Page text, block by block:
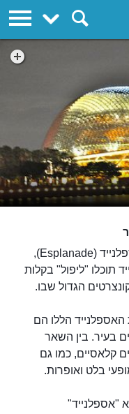
מרכז לאמנויות הבמה בסינגפור, האספלנייד (Esplanade),
"ליפול" בקלות
הגדול שבו.
הללו הם
בעיר. בין השאר
קלאסיים, כמו גם
בלט ואופרות.
"אספלנייד"